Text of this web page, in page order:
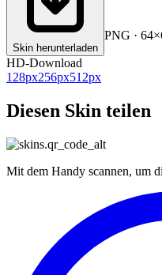
Skin herunterladen
PNG ·
HD-Download
128px256px512px
Diesen Skin teilen
Mit dem Handy scannen, um